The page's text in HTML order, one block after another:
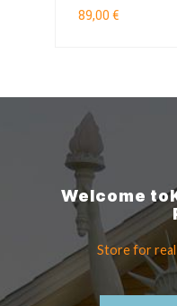
89,00 €
Welcome to
Store for